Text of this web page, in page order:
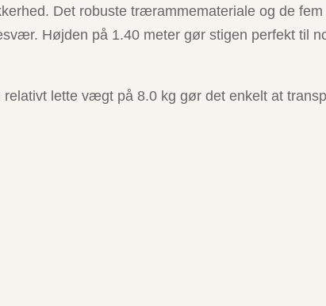
Det robuste trærammemateriale og de
Højden på 1.40 meter gør stigen perfekt til
lette vægt på 8.0 kg gør det enkelt at